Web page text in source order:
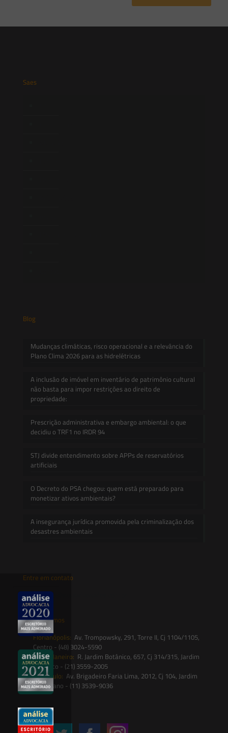
Saes
Blog
Mudanças climáticas, risco operacional e a relevância do
Plano Clima 2026 para as hidrelétricas
A inclusão de imóvel em inventário de patrimônio cultural
não basta para impor restrições ao direito de
propriedade:
Prescrição administrativa e embargo ambiental: o que
decidiu o TRF1 no IRDR 94
STJ divide entendimento sobre APPs de reservatórios
artificiais
O Decreto do PSA chegou: quem está preparado para
monetizar ativos ambientais?
A insegurança jurídica promovida pela criminalização dos
desastres ambientais
Entre em contato
contato@saesadvogados.com.br
Onde estamos
Florianópolis: Av. Trompowsky, 291, Torre II, Cj 1104/1105,
Centro - (48) 3024-5590
Rio de Janeiro: R. Jardim Botânico, 657, Cj 314/315, Jardim
Botânico - (21) 3559-2005
São Paulo: Av. Brigadeiro Faria Lima, 2012, Cj 104, Jardim
Paulistano - (11) 3539-9036
Siga-nos